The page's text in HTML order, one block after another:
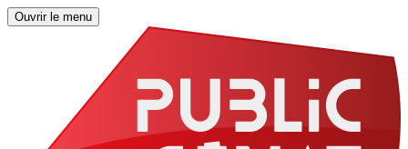
Ouvrir le menu